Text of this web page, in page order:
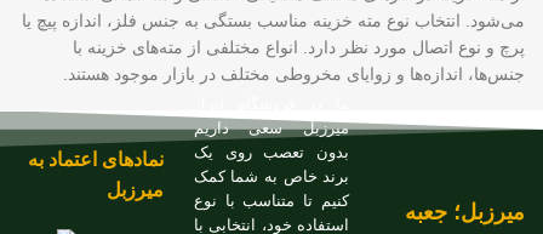
می‌شود. انتخاب نوع مته خزینه مناسب بستگی به جنس فلز، اندازه پیچ یا
پرچ و نوع اتصال مورد نظر دارد. انواع مختلفی از مته‌های خزینه با
جنس‌ها، اندازه‌ها و زوایای مخروطی مختلف در بازار موجود هستند.
میرزبل؛ جعبه
میرزبل سعی داریم
بدون تعصب روی یک
برند خاص به شما کمک
کنیم تا متناسب با نوع
استفاده خود، انتخابی با
نمادهای اعتماد به
میرزبل